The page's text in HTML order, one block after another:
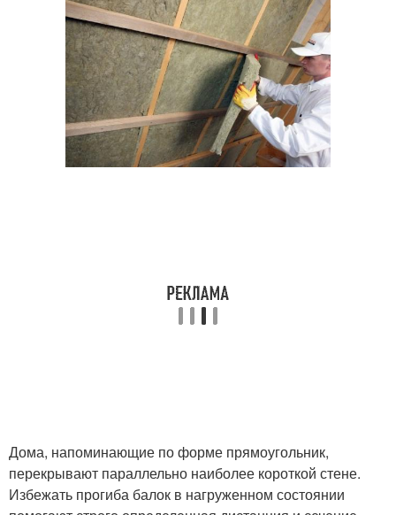
Дома, напоминающие по форме прямоугольник,
перекрывают параллельно наиболее короткой стене.
Избежать прогиба балок в нагруженном состоянии